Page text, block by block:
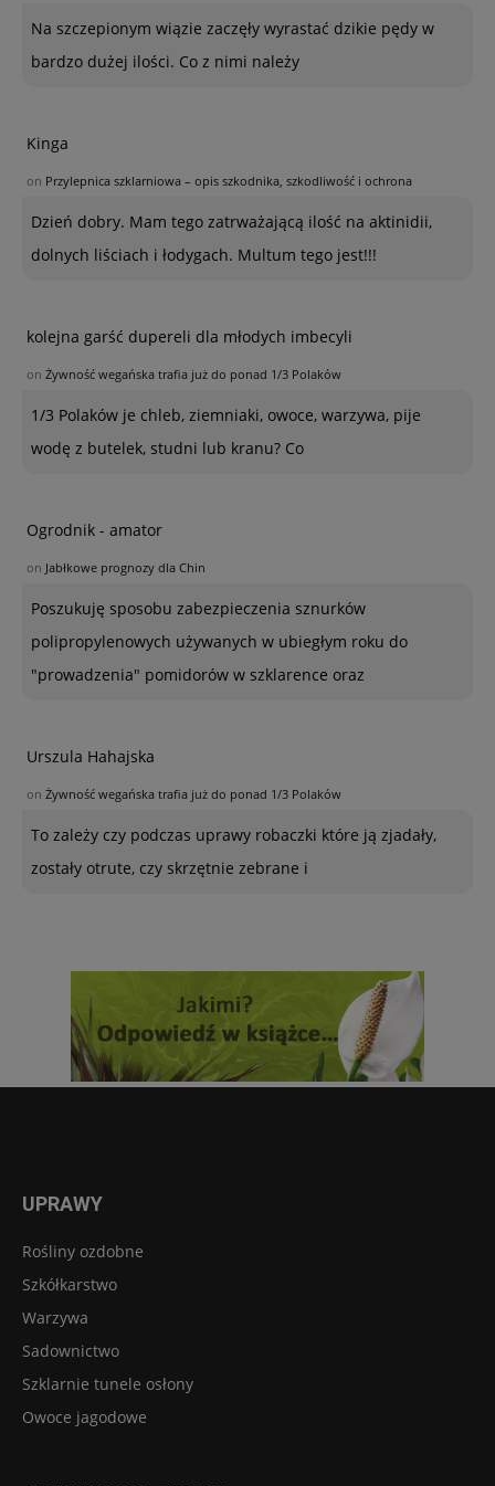
Na szczepionym wiązie zaczęły wyrastać dzikie pędy w
bardzo dużej ilości. Co z nimi należy
Kinga
on Przylepnica szklarniowa – opis szkodnika, szkodliwość i ochrona
Dzień dobry. Mam tego zatrważającą ilość na aktinidii,
dolnych liściach i łodygach. Multum tego jest!!!
kolejna garść dupereli dla młodych imbecyli
on Żywność wegańska trafia już do ponad 1/3 Polaków
1/3 Polaków je chleb, ziemniaki, owoce, warzywa, pije
wodę z butelek, studni lub kranu? Co
Ogrodnik - amator
on Jabłkowe prognozy dla Chin
Poszukuję sposobu zabezpieczenia sznurków
polipropylenowych używanych w ubiegłym roku do
"prowadzenia" pomidorów w szklarence oraz
Urszula Hahajska
on Żywność wegańska trafia już do ponad 1/3 Polaków
To zależy czy podczas uprawy robaczki które ją zjadały,
zostały otrute, czy skrzętnie zebrane i
UPRAWY
Rośliny ozdobne
Szkółkarstwo
Warzywa
Sadownictwo
Szklarnie tunele osłony
Owoce jagodowe